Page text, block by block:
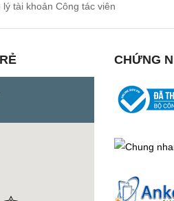
lý tài khoản Công tác viên
CHỨNG